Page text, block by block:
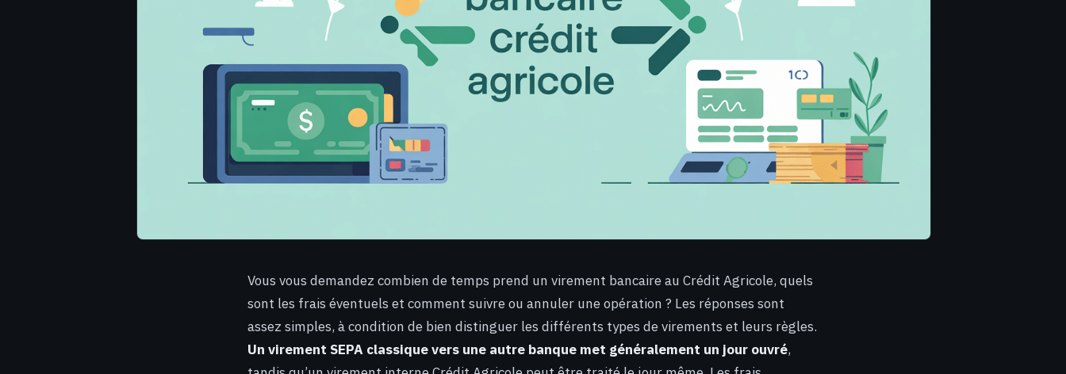
Vous vous demandez combien de temps prend un virement bancaire au Crédit Agricole, quels
sont les frais éventuels et comment suivre ou annuler une opération ? Les réponses sont
assez simples, à condition de bien distinguer les différents types de virements et leurs règles.
Un virement SEPA classique vers une autre banque met généralement un jour ouvré,